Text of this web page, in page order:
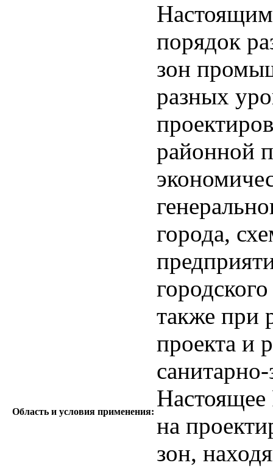
Область и условия применения:
Настоящим
порядок
зон
разных
районной
города,
также при
проекта и
Настоящее
на
зон,